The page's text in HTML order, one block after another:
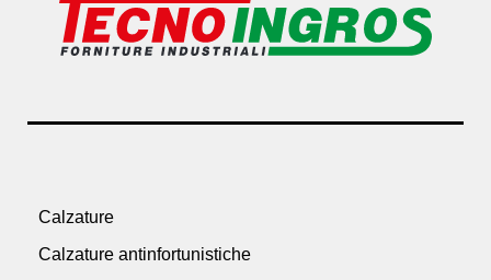
Calzature
Calzature antinfortunistiche